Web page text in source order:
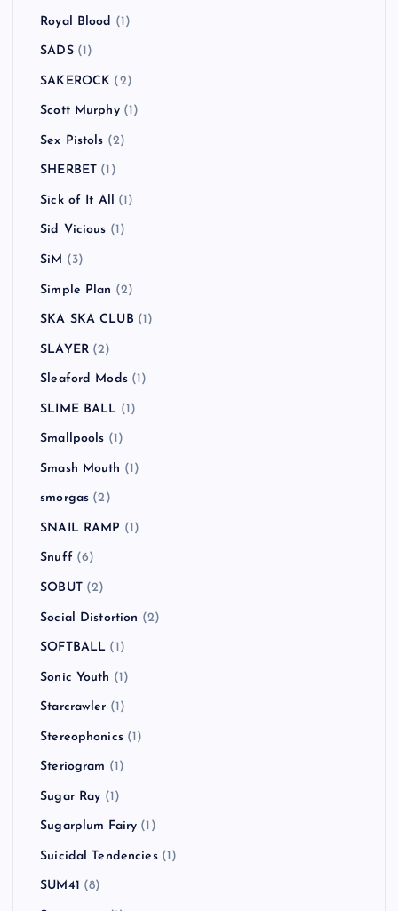
Royal Blood (1)
SADS(1)
SAKEROCK (2)
Scott Murphy(1)
Sex Pistols (2)
SHERBET (1)
Sick of It All (1)
Sid Vicious (1)
SiM (3)
Simple Plan (2)
SKA SKA CLUB (1)
SLAYER(2)
Sleaford Mods(1)
SLIME BALL (1)
Smallpools (1)
Smash Mouth (1)
smorgas (2)
SNAIL RAMP (1)
Snuff (6)
SOBUT(2)
Social Distortion (2)
SOFTBALL (1)
Sonic Youth (1)
Starcrawler (1)
Stereophonics(1)
Steriogram (1)
Sugar Ray (1)
Sugarplum Fairy (1)
Suicidal Tendencies(1)
SUM41 (8)